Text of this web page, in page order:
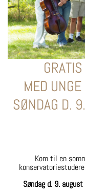
MED
SØNDAG D.
Kom til en
Søndag d. 9.